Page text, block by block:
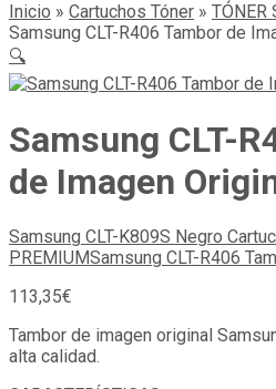
Inicio » Cartuchos Tóner » TÓNER
Samsung CLT-R406 Tambor de
🔍
Samsung CLT-
de Imagen
Samsung CLT-K809S Negro
PREMIUMSamsung CLT-R406
113,35€
Tambor de imagen original
alta calidad.